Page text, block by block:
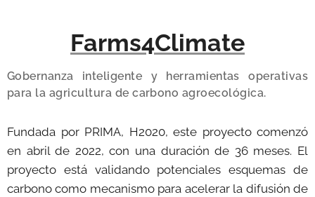
Farms4Climate
Gobernanza inteligente y herramientas operativas
para la agricultura de carbono agroecológica.
Fundada por PRIMA, H2020, este proyecto comenzó
en abril de 2022, con una duración de 36 meses. El
proyecto está validando potenciales esquemas de
carbono como mecanismo para acelerar la difusión de